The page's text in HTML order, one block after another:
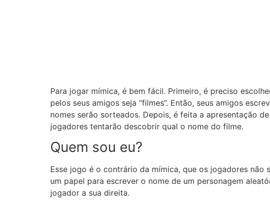
Para jogar mímica, é bem fácil. Primeiro, é preciso
pelos seus amigos seja “filmes”. Então, seus amigos
nomes serão sorteados. Depois, é feita a apresentação
jogadores tentarão descobrir qual o nome do filme.
Quem sou eu?
Esse jogo é o contrário da mímica, que os jogadores não
um papel para escrever o nome de um personagem
jogador a sua direita.